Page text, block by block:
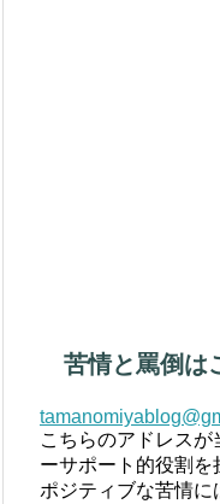
苦情と罵倒
こちらのアドレス
ーサポート的役割を
ポジティブな苦情